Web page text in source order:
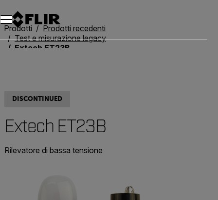
Unread messages
Modello
Rimuovi
articoli
articolo
Aggiungi al carrello
Aggiunto al carrello
Prodotti
Prodotti recedenti
Test e misurazione legacy
Extech ET23B
DISCONTINUED
Extech ET23B
Rilevatore di bassa tensione